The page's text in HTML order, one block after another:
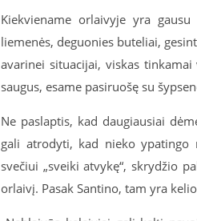
Kiekviename orlaivyje yra
liemenės, deguonies buteliai,
avarinei situacijai, viskas
saugus, esame pasiruošę su
Ne paslaptis, kad daugiausiai
gali atrodyti, kad nieko ypatingo
svečiui „sveiki atvykę“, skrydžio
orlaivį. Pasak Santino, tam yra